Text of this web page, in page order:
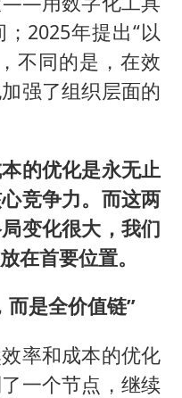
2025年提出“以
不同的是，在效
强了组织层面的
的优化是永无止
竞争力。而这两
变化很大，我们
在首要位置。
而是全价值链”
率和成本的优化
一个节点，继续